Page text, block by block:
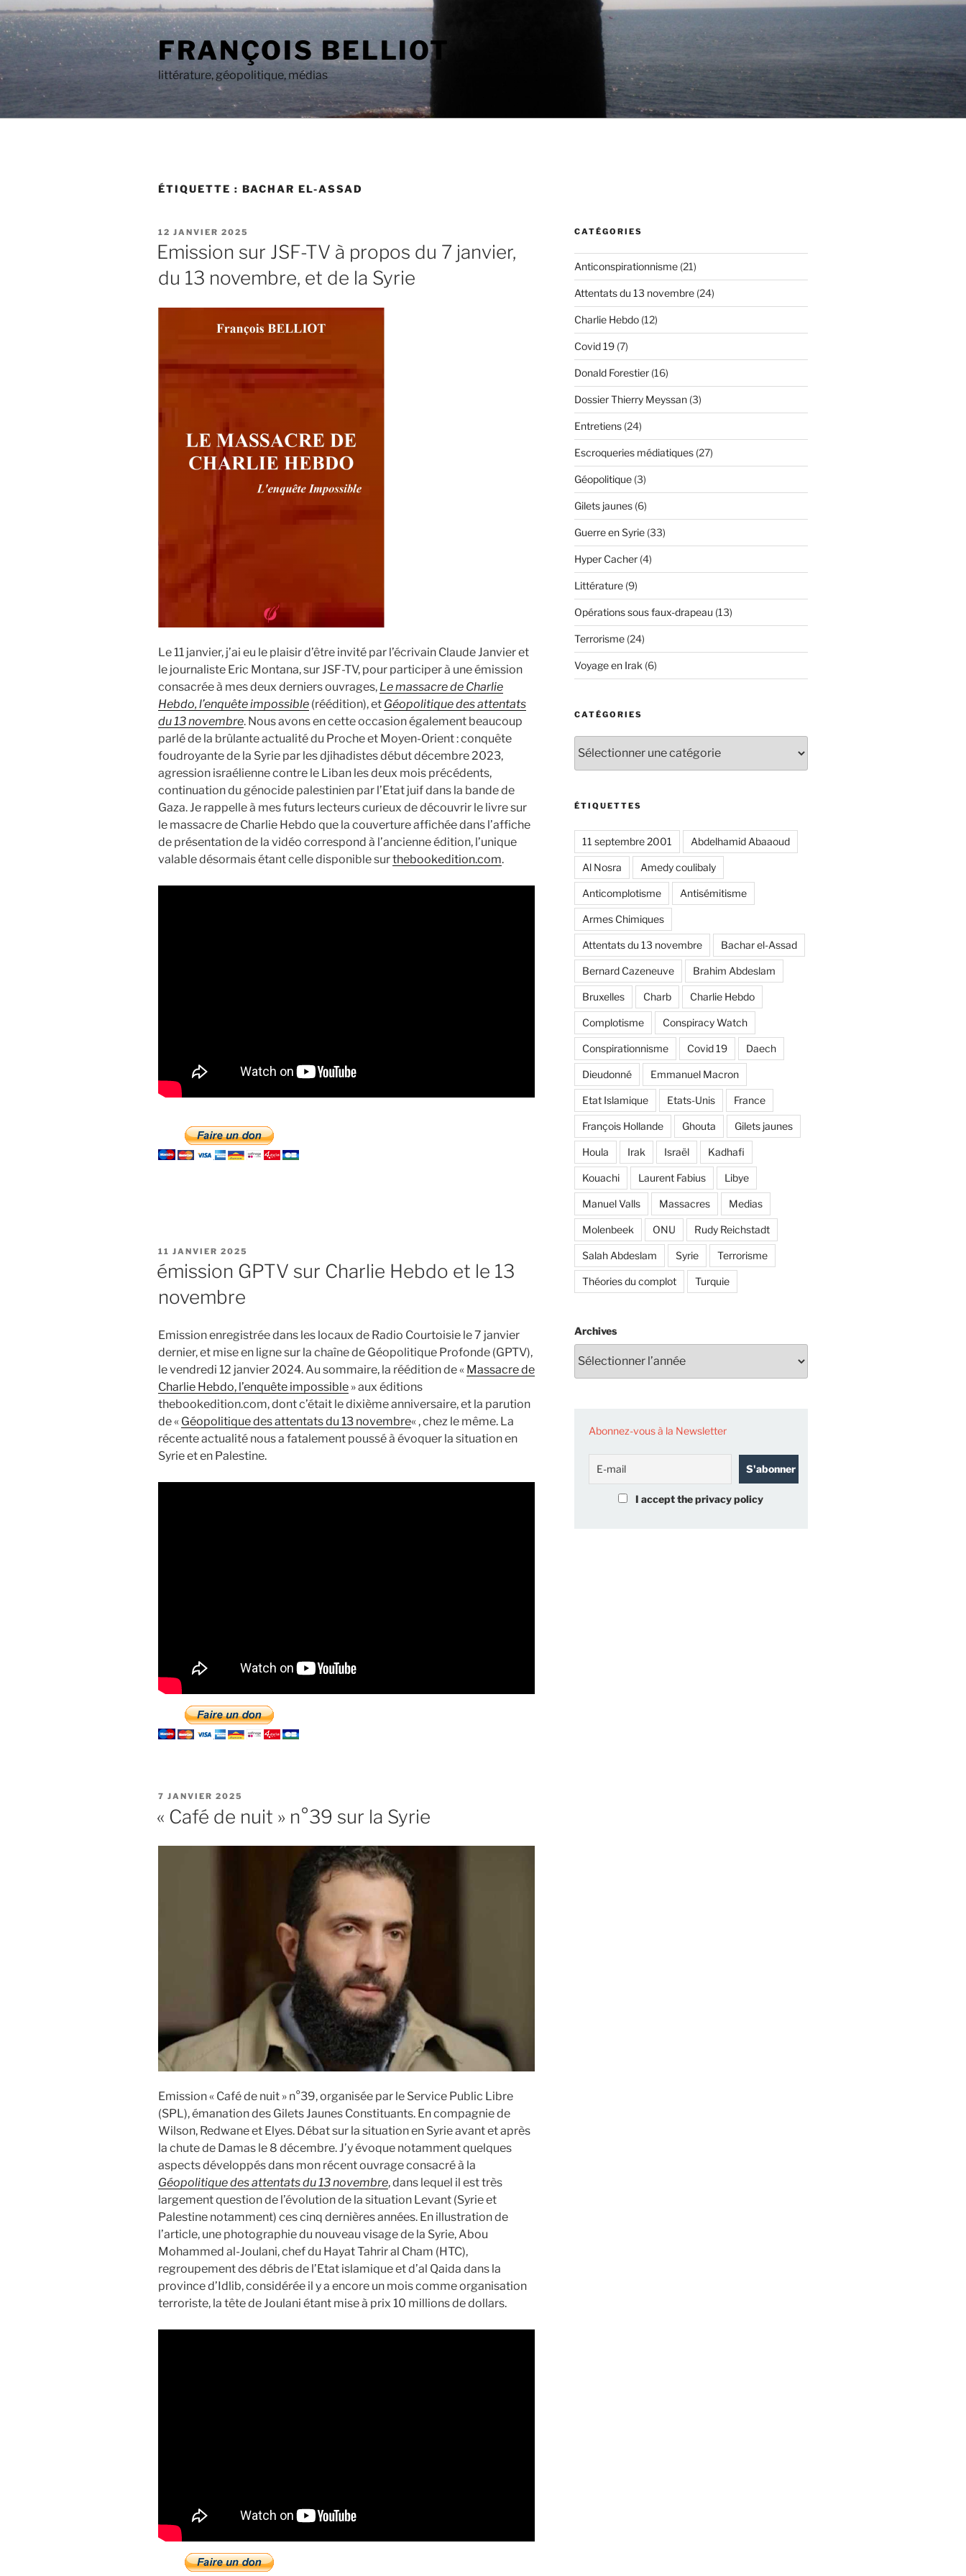
Aller
au
contenu
principal
FRANÇOIS BELLIOT
littérature, géopolitique, médias
ÉTIQUETTE : BACHAR EL-ASSAD
PUBLIÉ
LE
12 JANVIER 2025
Emission sur JSF-TV à propos du 7 janvier,
du 13 novembre, et de la Syrie
Le 11 janvier, j’ai eu le plaisir d’être invité par l’écrivain Claude Janvier et
le journaliste Eric Montana, sur JSF-TV, pour participer à une émission
consacrée à mes deux derniers ouvrages, Le massacre de Charlie
Hebdo, l’enquête impossible (réédition), et Géopolitique des attentats
du 13 novembre. Nous avons en cette occasion également beaucoup
parlé de la brûlante actualité du Proche et Moyen-Orient : conquête
foudroyante de la Syrie par les djihadistes début décembre 2023,
agression israélienne contre le Liban les deux mois précédents,
continuation du génocide palestinien par l’Etat juif dans la bande de
Gaza. Je rappelle à mes futurs lecteurs curieux de découvrir le livre sur
le massacre de Charlie Hebdo que la couverture affichée dans l’affiche
de présentation de la vidéo correspond à l’ancienne édition, l’unique
valable désormais étant celle disponible surthebookedition.com.
PUBLIÉ
LE
11 JANVIER 2025
émission GPTV sur Charlie Hebdo et le 13
novembre
Emission enregistrée dans les locaux de Radio Courtoisie le 7 janvier
dernier, et mise en ligne sur la chaîne de Géopolitique Profonde (GPTV),
le vendredi 12 janvier 2024. Au sommaire, la réédition de« Massacre de
Charlie Hebdo, l’enquête impossible » aux éditions
thebookedition.com, dont c’était le dixième anniversaire, et la parution
de « Géopolitique des attentats du 13 novembre« , chez le même. La
récente actualité nous a fatalement poussé à évoquer la situation en
Syrie et en Palestine.
PUBLIÉ
7 JANVIER 2025
« Café de nuit » n°39 sur la Syrie
Emission « Café de nuit » n°39, organisée par le Service Public Libre
(SPL), émanation des Gilets Jaunes Constituants. En compagnie de
Wilson, Redwane et Elyes. Débat sur la situation en Syrie avant et après
la chute de Damas le 8 décembre. J’y évoque notamment quelques
aspects développés dans mon récent ouvrage consacré à la
Géopolitique des attentats du 13 novembre, dans lequel il est très
largement question de l’évolution de la situation Levant (Syrie et
Palestine notamment) ces cinq dernières années. En illustration de
l’article, une photographie du nouveau visage de la Syrie, Abou
Mohammed al-Joulani, chef du Hayat Tahrir al Cham (HTC),
regroupement des débris de l’Etat islamique et d’al Qaida dans la
province d’Idlib, considérée il y a encore un mois comme organisation
terroriste, la tête de Joulani étant mise à prix 10 millions de dollars.
CATÉGORIES
Anticonspirationnisme(21)
Attentats du 13 novembre(24)
Charlie Hebdo(12)
Covid 19(7)
Donald Forestier(16)
Dossier Thierry Meyssan(3)
Entretiens(24)
Escroqueries médiatiques(27)
Géopolitique(3)
Gilets jaunes(6)
Guerre en Syrie(33)
Hyper Cacher(4)
Littérature(9)
Opérations sous faux-drapeau (13)
Terrorisme(24)
Voyage en Irak (6)
CATÉGORIES
ÉTIQUETTES
11 septembre 2001 Abdelhamid Abaaoud
Al Nosra Amedy coulibaly
Anticomplotisme Antisémitisme
Armes Chimiques
Attentats du 13 novembre Bachar el-Assad
Bernard Cazeneuve Brahim Abdeslam
Bruxelles Charb Charlie Hebdo
Complotisme Conspiracy Watch
Conspirationnisme Covid 19 Daech
Dieudonné Emmanuel Macron
Etat Islamique Etats-Unis France
François Hollande Ghouta Gilets jaunes
Houla Irak Israël Kadhafi
Kouachi Laurent Fabius Libye
Manuel Valls Massacres Medias
Molenbeek ONU Rudy Reichstadt
Salah Abdeslam Syrie Terrorisme
Théories du complot Turquie
Archives
Abonnez-vous à la Newsletter
I accept the privacy policy